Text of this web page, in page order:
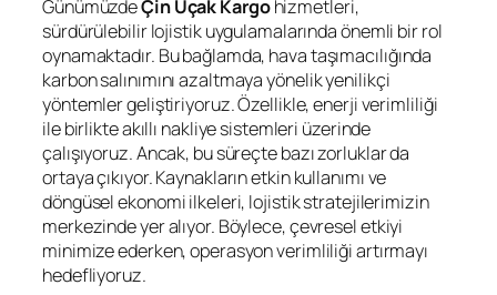
GünümüzdeÇin Uçak Kargohizmetleri,
sürdürülebilir lojistik uygulamalarında önemli bir rol
oynamaktadır. Bu bağlamda, hava taşımacılığında
karbon salınımını azaltmaya yönelik yenilikçi
yöntemler geliştiriyoruz. Özellikle, enerji verimliliği
ile birlikte akıllı nakliye sistemleri üzerinde
çalışıyoruz. Ancak, bu süreçte bazı zorluklar da
ortaya çıkıyor. Kaynakların etkin kullanımı ve
döngüsel ekonomi ilkeleri, lojistik stratejilerimizin
merkezinde yer alıyor. Böylece, çevresel etkiyi
minimize ederken, operasyon verimliliği artırmayı
hedefliyoruz.